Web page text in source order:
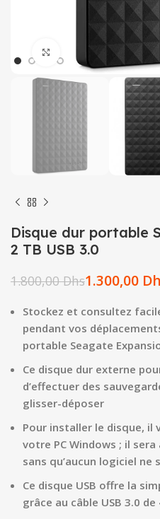
Click to enlarge
Disque dur portable
2 TB USB 3.0
1.800,00Dhs1.300,00
Stockez et consultez
pendant vos
portable Seagate
Ce disque dur externe
d’effectuer des
glisser-déposer
Pour installer le disque, il
votre PC Windows ; il
sans qu’aucun logiciel ne
Ce disque USB offre la
grâce au câble USB 3.0